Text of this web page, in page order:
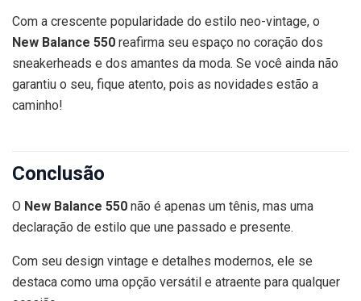
Com a crescente popularidade do estilo neo-vintage, o
New Balance 550 reafirma seu espaço no coração dos
sneakerheads e dos amantes da moda. Se você ainda não
garantiu o seu, fique atento, pois as novidades estão a
caminho!
Conclusão
O New Balance 550 não é apenas um tênis, mas uma
declaração de estilo que une passado e presente.
Com seu design vintage e detalhes modernos, ele se
destaca como uma opção versátil e atraente para qualquer